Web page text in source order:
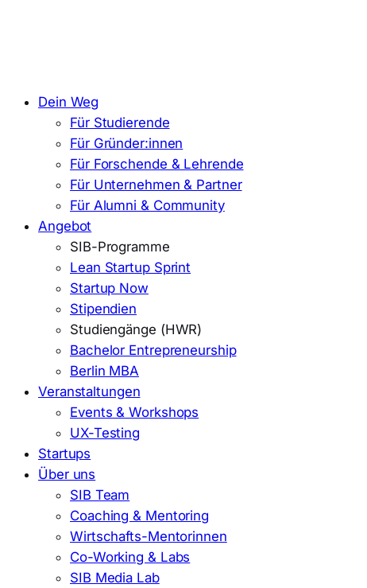
Dein Weg
Für Studierende
Für Gründer:innen
Für Forschende & Lehrende
Für Unternehmen & Partner
Für Alumni & Community
Angebot
SIB-Programme
Lean Startup Sprint
Startup Now
Stipendien
Studiengänge (HWR)
Bachelor Entrepreneurship
Berlin MBA
Veranstaltungen
Events & Workshops
UX-Testing
Startups
Über uns
SIB Team
Coaching & Mentoring
Wirtschafts-Mentorinnen
Co-Working & Labs
SIB Media Lab